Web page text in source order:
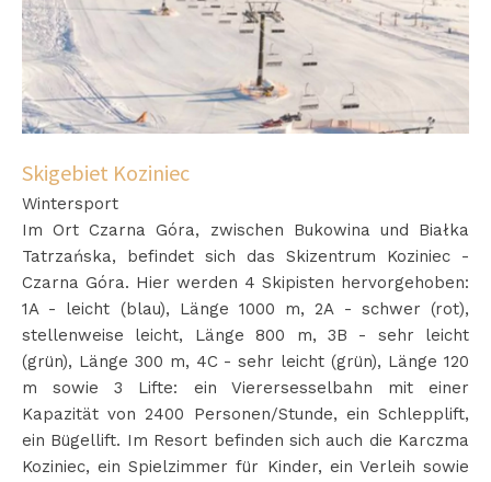
Skigebiet Koziniec
Wintersport
Im Ort Czarna Góra, zwischen Bukowina und Białka
Tatrzańska, befindet sich das Skizentrum Koziniec -
Czarna Góra. Hier werden 4 Skipisten hervorgehoben:
1A - leicht (blau), Länge 1000 m, 2A - schwer (rot),
stellenweise leicht, Länge 800 m, 3B - sehr leicht
(grün), Länge 300 m, 4C - sehr leicht (grün), Länge 120
m sowie 3 Lifte: ein Vierersesselbahn mit einer
Kapazität von 2400 Personen/Stunde, ein Schlepplift,
ein Bügellift. Im Resort befinden sich auch die Karczma
Koziniec, ein Spielzimmer für Kinder, ein Verleih sowie